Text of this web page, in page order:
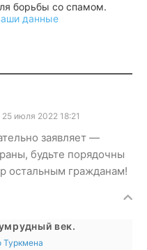
борьбы со спамом.
данные
25 июля 2022 18:21
заявляет —
будьте порядочны
остальным гражданам!
век.
Туркмена